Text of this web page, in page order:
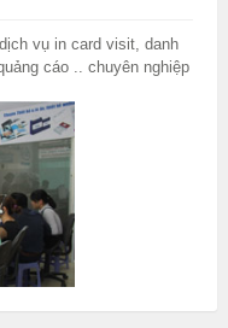
vụ in card visit, danh
cáo .. chuyên nghiệp